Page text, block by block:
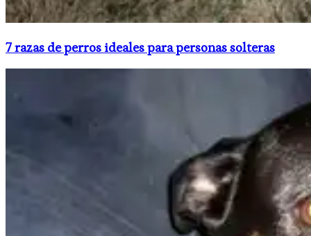
7 razas de perros ideales para personas solteras